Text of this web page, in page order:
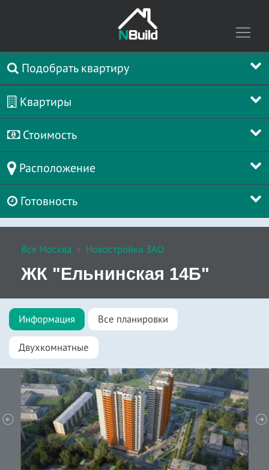
Подобрать квартиру
Квартиры
Стоимость
Расположение
Готовность
Вся Москва Новостройки ЗАО
ЖК "Ельнинская 14Б"
Информация Все планировки
Двухкомнатные